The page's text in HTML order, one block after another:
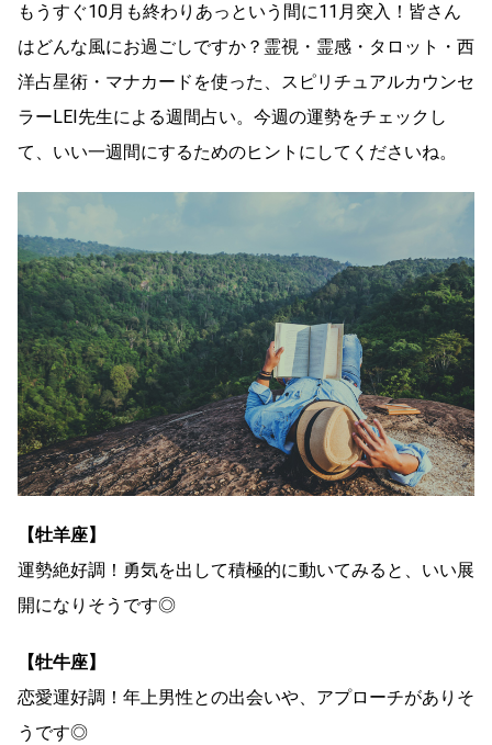
もうすぐ10月も終わりあっという間に11月突入！皆さん
はどんな風にお過ごしですか？霊視・霊感・タロット・西
洋占星術・マナカードを使った、スピリチュアルカウンセ
ラーLEI先生による週間占い。今週の運勢をチェックし
て、いい一週間にするためのヒントにしてくださいね。
【牡羊座】
運勢絶好調！勇気を出して積極的に動いてみると、いい展
開になりそうです◎
【牡牛座】
恋愛運好調！年上男性との出会いや、アプローチがありそ
うです◎